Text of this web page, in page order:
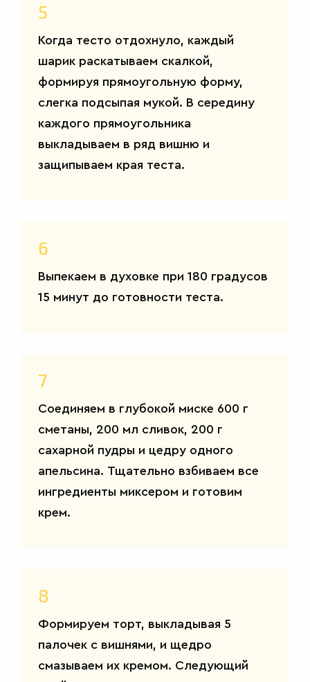
5
Когда тесто отдохнуло, каждый
шарик раскатываем скалкой,
формируя прямоугольную форму,
слегка подсыпая мукой. В середину
каждого прямоугольника
выкладываем в ряд вишню и
защипываем края теста.
6
Выпекаем в духовке при 180 градусов
15 минут до готовности теста.
7
Соединяем в глубокой миске 600 г
сметаны, 200 мл сливок, 200 г
сахарной пудры и цедру одного
апельсина. Тщательно взбиваем все
ингредиенты миксером и готовим
крем.
8
Формируем торт, выкладывая 5
палочек с вишнями, и щедро
смазываем их кремом. Следующий